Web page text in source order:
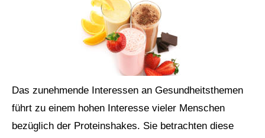
Das zunehmende Interessen an Gesundheitsthemen
führt zu einem hohen Interesse vieler Menschen
bezüglich der Proteinshakes. Sie betrachten diese